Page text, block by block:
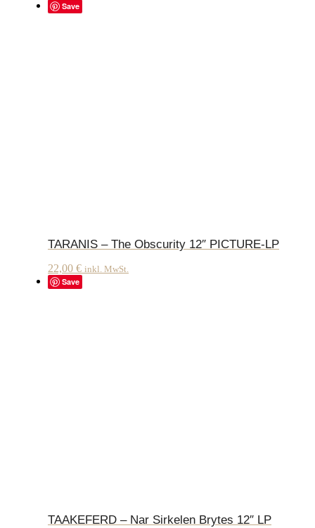
Save
TARANIS – The Obscurity 12″ PICTURE-LP
22,00 € inkl. MwSt.
Save
TAAKEFERD – Nar Sirkelen Brytes 12″ LP